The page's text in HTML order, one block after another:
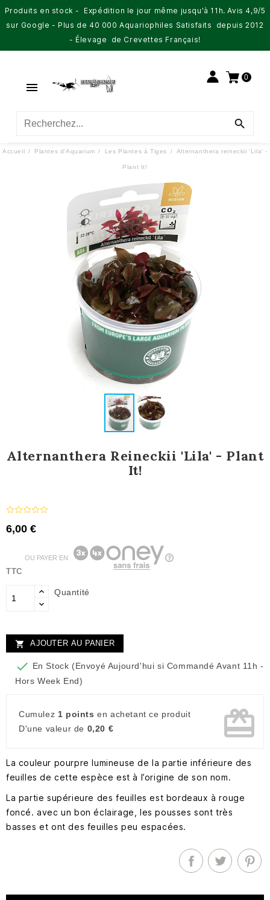
Produits en stock - Expédition le jour même jusqu'à 11h. Avis 4,9/5
sur Google - Plus de 40 000 Aquariophiles Satisfaits depuis 2012
- Élevage de Crevettes Français!

0

Accueil Plantes d'Aquarium Les Plantes à Tiges Alternanthera reineckii 'Lila' -
Plant It!
Alternanthera Reineckii 'Lila' - Plant
It!
6,00 €
TTC
OU PAYER EN
Quantité
 AJOUTER AU PANIER
 En Stock (Envoyé Aujourd'hui si Commandé Avant 11h -
Hors Week End)
Cumulez 1 points en achetant ce produit
D'une valeur de 0,20 € card_giftcard
La couleur pourpre lumineuse de la partie inférieure des
feuilles de cette espèce est à l’origine de son nom.
La partie supérieure des feuilles est bordeaux à rouge
foncé. avec un bon éclairage, les pousses sont très
basses et ont des feuilles peu espacées.